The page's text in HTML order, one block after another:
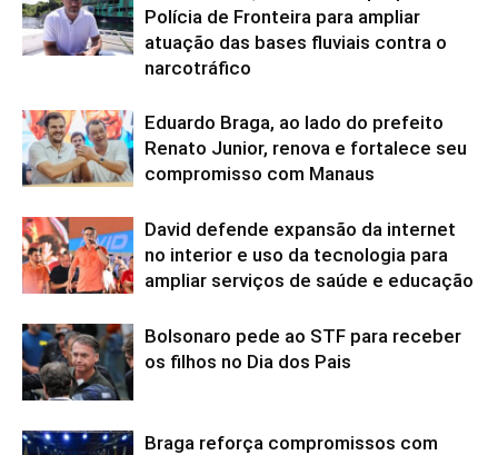
Polícia de Fronteira para ampliar
atuação das bases fluviais contra o
narcotráfico
Eduardo Braga, ao lado do prefeito
Renato Junior, renova e fortalece seu
compromisso com Manaus
David defende expansão da internet
no interior e uso da tecnologia para
ampliar serviços de saúde e educação
Bolsonaro pede ao STF para receber
os filhos no Dia dos Pais
Braga reforça compromissos com